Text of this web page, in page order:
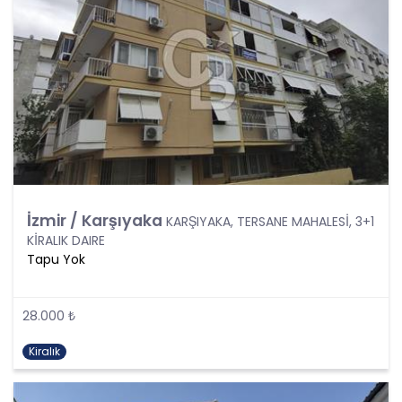
sıra tüm kişisel veri işleme faaliyetlerinde KVK
Kanunu’nun 4üncü maddesinde belirtilen ve
Politikanın III. bölümlerinde belirtilen tüm ilkelere
uygun hareket edilmesi ve söz konusu ilkeleri
içinde barındırması sağlanacaktır. Özel nitelikteki
kişisel verilerin işlenmesi, üçüncü kişilere ve
yurtdışına aktarılması konusunda KVK Kanunu’nda
öngörülen özel hükümler de dikkate alınarak
kişisel veri işleme faaliyetleri yerine getirilecek;
yukarıda belirtilen hususların yanında bu
yerine getirilerek kişisel veri işleme faaliyetleri
gerçekleştirilecektir.
ŞARTLARI
KVKK uyarınca, kişisel veri “Kimliği belirli veya
belirlenebilir gerçek kişiye ilişkin her türlü bilgi”
İzmir / Karşıyaka KARŞIYAKA, TERSANE MAHALESİ, 3+1
KİRALIK DAIRE
Tapu Yok
28.000 ₺
Kiralık